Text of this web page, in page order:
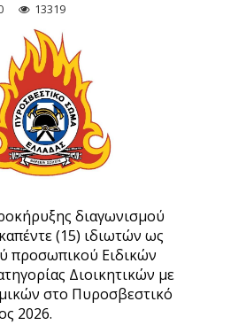
13319
διαγωνισμού
(15) ιδιωτών ως
προσωπικού Ειδικών
Διοικητικών με
στο Πυροσβεστικό
2026.